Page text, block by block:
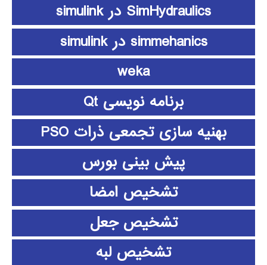
SimHydraulics در simulink
simmehanics در simulink
weka
برنامه نویسی Qt
بهنیه سازی تجمعی ذرات PSO
پیش بینی بورس
تشخیص امضا
تشخیص جعل
تشخیص لبه